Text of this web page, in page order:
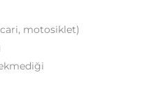
motosiklet)